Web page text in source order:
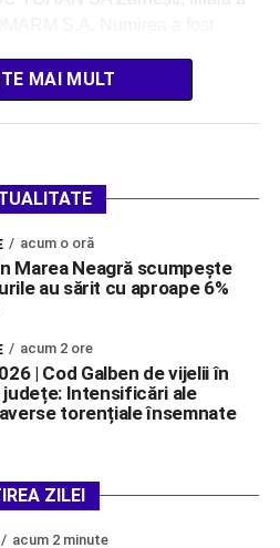
MAI MULT
acum o oră
Marea Neagră scumpește
au sărit cu aproape 6%
acum 2 ore
| Cod Galben de vijelii în
județe: Intensificări ale
torențiale însemnate
ZILEI
acum 2 minute